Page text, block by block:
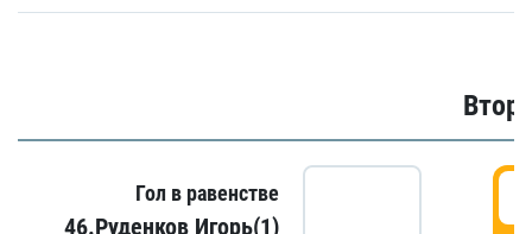
Гол в равенстве
46.Руденков Игорь(1)